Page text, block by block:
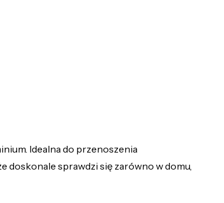
Idealna do przenoszenia
doskonale sprawdzi się zarówno w domu,